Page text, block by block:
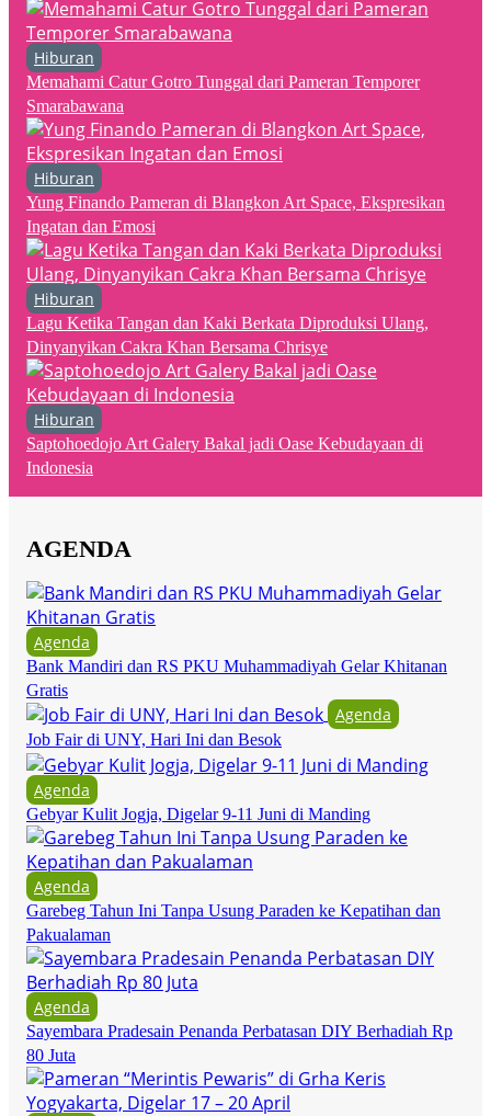
Hiburan
Memahami Catur Gotro Tunggal dari Pameran Temporer
Smarabawana
Hiburan
Yung Finando Pameran di Blangkon Art Space, Ekspresikan
Ingatan dan Emosi
Hiburan
Lagu Ketika Tangan dan Kaki Berkata Diproduksi Ulang,
Dinyanyikan Cakra Khan Bersama Chrisye
Hiburan
Saptohoedojo Art Galery Bakal jadi Oase Kebudayaan di
Indonesia
AGENDA
Agenda
Bank Mandiri dan RS PKU Muhammadiyah Gelar Khitanan
Gratis
Agenda
Job Fair di UNY, Hari Ini dan Besok
Agenda
Gebyar Kulit Jogja, Digelar 9-11 Juni di Manding
Agenda
Garebeg Tahun Ini Tanpa Usung Paraden ke Kepatihan dan
Pakualaman
Agenda
Sayembara Pradesain Penanda Perbatasan DIY Berhadiah Rp
80 Juta